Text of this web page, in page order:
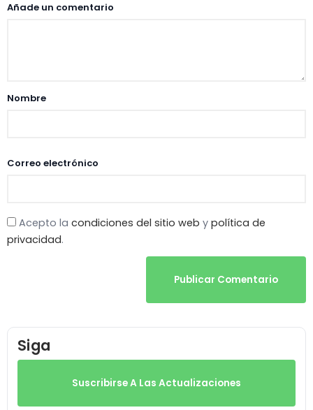
Añade un comentario
Nombre
Correo electrónico
Acepto la condiciones del sitio web y política de
privacidad.
Publicar Comentario
Siga
Suscribirse A Las Actualizaciones